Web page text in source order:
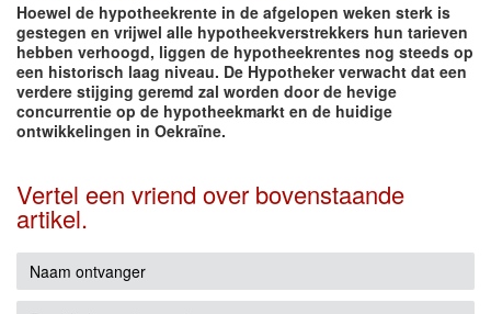
Hoewel de hypotheekrente in de afgelopen weken sterk is
gestegen en vrijwel alle hypotheekverstrekkers hun tarieven
hebben verhoogd, liggen de hypotheekrentes nog steeds op
een historisch laag niveau. De Hypotheker verwacht dat een
verdere stijging geremd zal worden door de hevige
concurrentie op de hypotheekmarkt en de huidige
ontwikkelingen in Oekraïne.
Vertel een vriend over bovenstaande
artikel.